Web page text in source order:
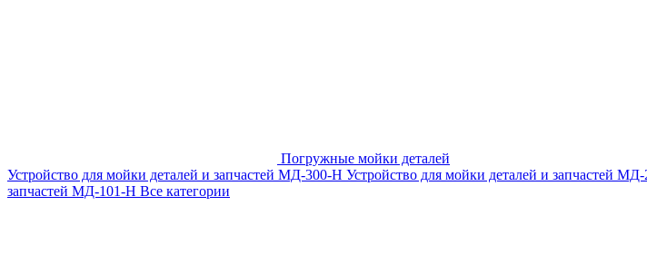
Погружные мойки деталей
Устройство для мойки деталей и запчастей МД-300-H Устройство для мойки деталей и запчастей МД-
запчастей МД-101-Н Все категории